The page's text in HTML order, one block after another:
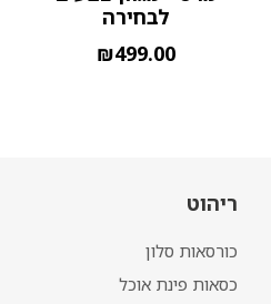
לבחירה
₪499.00
ריהוט
כורסאות סלון
כסאות פינת אוכל